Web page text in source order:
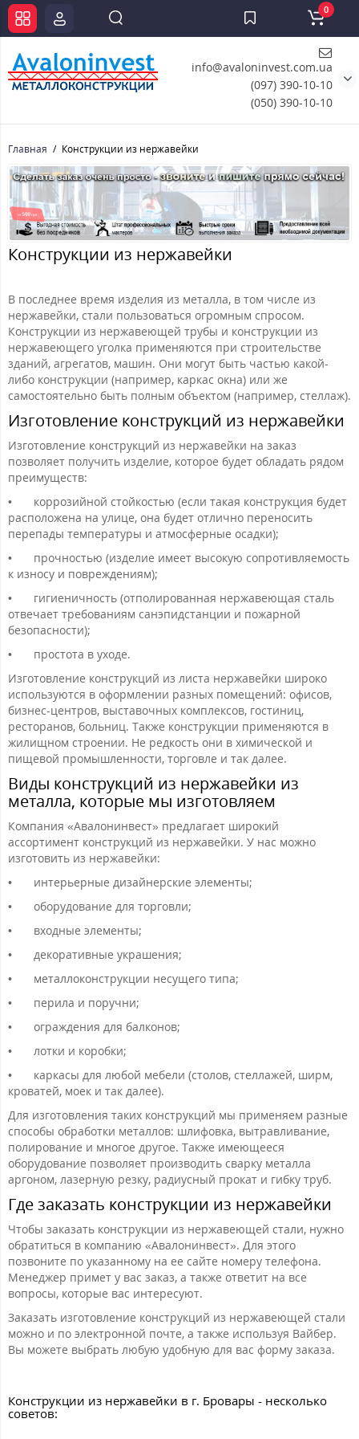
info@avaloninvest.com.ua
(097) 390-10-10
(050) 390-10-10
0
Главная Конструкции из нержавейки
Конструкции из нержавейки
В последнее время изделия из металла, в том числе из
нержавейки, стали пользоваться огромным спросом.
Конструкции из нержавеющей трубы и конструкции из
нержавеющего уголка применяются при строительстве
зданий, агрегатов, машин. Они могут быть частью какой-
либо конструкции (например, каркас окна) или же
самостоятельно быть полным объектом (например, стеллаж).
Изготовление конструкций из нержавейки
Изготовление конструкций из нержавейки на заказ
позволяет получить изделие, которое будет обладать рядом
преимуществ:
•
коррозийной стойкостью (если такая конструкция будет
расположена на улице, она будет отлично переносить
перепады температуры и атмосферные осадки);
•
прочностью (изделие имеет высокую сопротивляемость
к износу и повреждениям);
•
гигиеничность (отполированная нержавеющая сталь
отвечает требованиям санэпидстанции и пожарной
безопасности);
•
простота в уходе.
Изготовление конструкций из листа нержавейки широко
используются в оформлении разных помещений: офисов,
бизнес-центров, выставочных комплексов, гостиниц,
ресторанов, больниц. Также конструкции применяются в
жилищном строении. Не редкость они в химической и
пищевой промышленности, торговле и так далее.
Виды конструкций из нержавейки из
металла, которые мы изготовляем
Компания «Авалонинвест» предлагает широкий
ассортимент конструкций из нержавейки. У нас можно
изготовить из нержавейки:
•
интерьерные дизайнерские элементы;
•
оборудование для торговли;
•
входные элементы;
•
декоративные украшения;
•
металлоконструкции несущего типа;
•
перила и поручни;
•
ограждения для балконов;
•
лотки и коробки;
•
каркасы для любой мебели (столов, стеллажей, ширм,
кроватей, моек и так далее).
Для изготовления таких конструкций мы применяем разные
способы обработки металлов: шлифовка, вытравливание,
полирование и многое другое. Также имеющееся
оборудование позволяет производить сварку металла
аргоном, лазерную резку, радиусный прокат и гибку труб.
Где заказать конструкции из нержавейки
Чтобы заказать конструкции из нержавеющей стали, нужно
обратиться в компанию «Авалонинвест». Для этого
позвоните по указанному на ее сайте номеру телефона.
Менеджер примет у вас заказ, а также ответит на все
вопросы, которые вас интересуют.
Заказать изготовление конструкций из нержавеющей стали
можно и по электронной почте, а также используя Вайбер.
Вы можете выбрать любую удобную для вас форму заказа.
Конструкции из нержавейки в г. Бровары - несколько
советов: